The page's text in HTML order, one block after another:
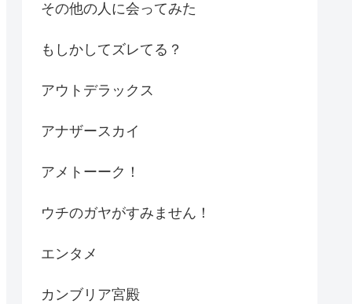
その他の人に会ってみた
もしかしてズレてる？
アウトデラックス
アナザースカイ
アメトーーク！
ウチのガヤがすみません！
エンタメ
カンブリア宮殿